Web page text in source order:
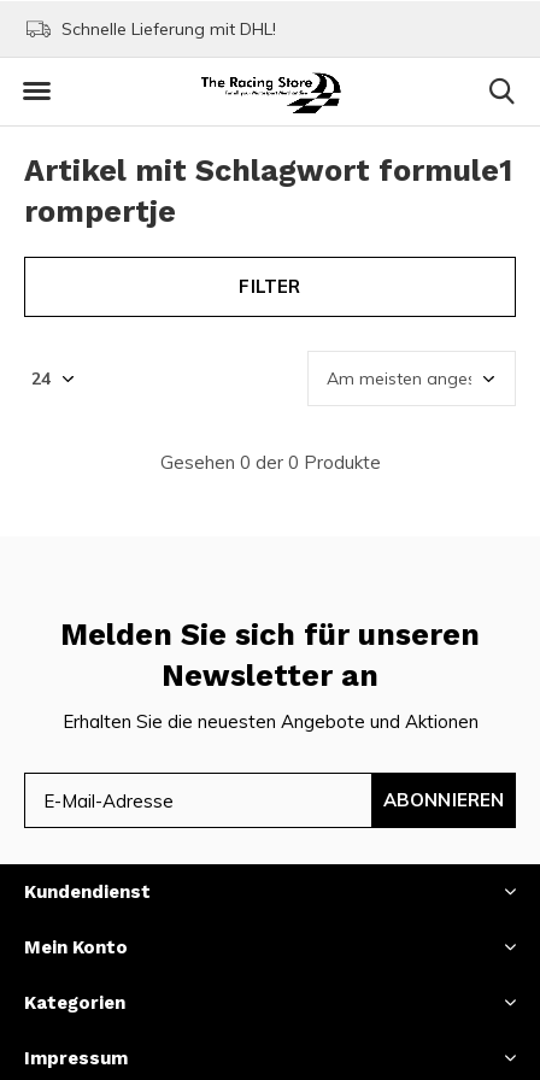
Schnelle Lieferung mit DHL!
Artikel mit Schlagwort formule1
rompertje
FILTER
Gesehen 0 der 0 Produkte
Melden Sie sich für unseren
Newsletter an
Erhalten Sie die neuesten Angebote und Aktionen
ABONNIEREN
Kundendienst
Mein Konto
Kategorien
Impressum